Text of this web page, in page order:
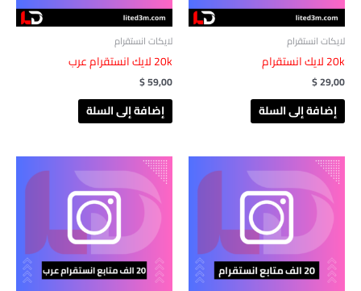
لايكات انستقرام
20k لايك انستقرام
$29,00
إضافة إلى السلة
لايكات انستقرام
20k لايك انستقرام عرب
$59,00
إضافة إلى السلة